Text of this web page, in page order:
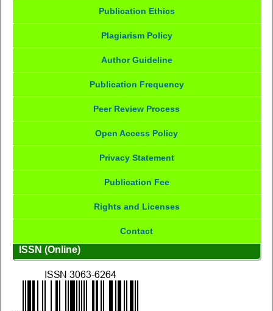
Publication Ethics
Plagiarism Policy
Author Guideline
Publication Frequency
Peer Review Process
Open Access Policy
Privacy Statement
Publication Fee
Rights and Licenses
Contact
ISSN (Online)